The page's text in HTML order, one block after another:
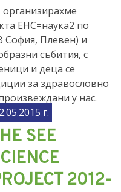
ЕНС=наука2 по
София, Плевен) и
събития, с
и деца се
за здравословно
у нас.
г.
SEE
2012-